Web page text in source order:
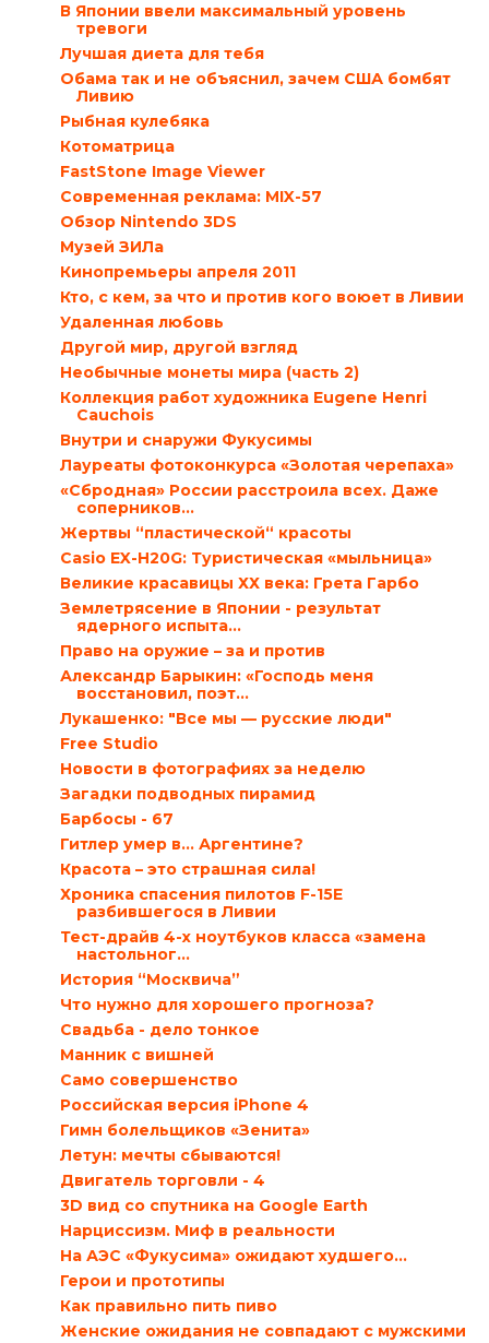
В Японии ввели максимальный уровень
тревоги
Лучшая диета для тебя
Обама так и не объяснил, зачем США бомбят
Ливию
Рыбная кулебяка
Котоматрица
FastStone Image Viewer
Современная реклама: MIX-57
Обзор Nintendo 3DS
Музей ЗИЛа
Кинопремьеры апреля 2011
Кто, с кем, за что и против кого воюет в Ливии
Удаленная любовь
Другой мир, другой взгляд
Необычные монеты мира (часть 2)
Коллекция работ художника Eugene Henri
Cauchois
Внутри и снаружи Фукусимы
Лауреаты фотоконкурса «Золотая черепаха»
«Сбродная» России расстроила всех. Даже
соперников…
Жертвы “пластической“ красоты
Casio EX-H20G: Туристическая «мыльница»
Великие красавицы ХХ века: Грета Гарбо
Землетрясение в Японии - результат
ядерного испыта...
Право на оружие – за и против
Александр Барыкин: «Господь меня
восстановил, поэт...
Лукашенко: "Все мы — русские люди"
Free Studio
Новости в фотографиях за неделю
Загадки подводных пирамид
Барбосы - 67
Гитлер умер в… Аргентине?
Красота – это страшная сила!
Хроника спасения пилотов F-15E
разбившегося в Ливии
Тест-драйв 4-х ноутбуков класса «замена
настольног...
История “Москвича”
Что нужно для хорошего прогноза?
Свадьба - дело тонкое
Манник с вишней
Само совершенство
Российская версия iPhone 4
Гимн болельщиков «Зенита»
Летун: мечты сбываются!
Двигатель торговли - 4
3D вид со спутника на Google Earth
Нарциссизм. Миф в реальности
На АЭС «Фукусима» ожидают худшего…
Герои и прототипы
Как правильно пить пиво
Женские ожидания не совпадают с мужскими